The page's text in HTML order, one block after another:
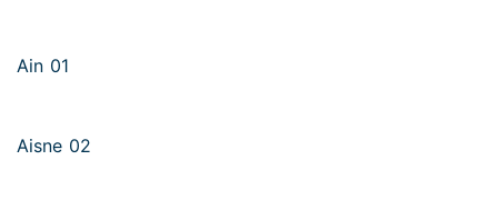
Ain 01
Aisne 02